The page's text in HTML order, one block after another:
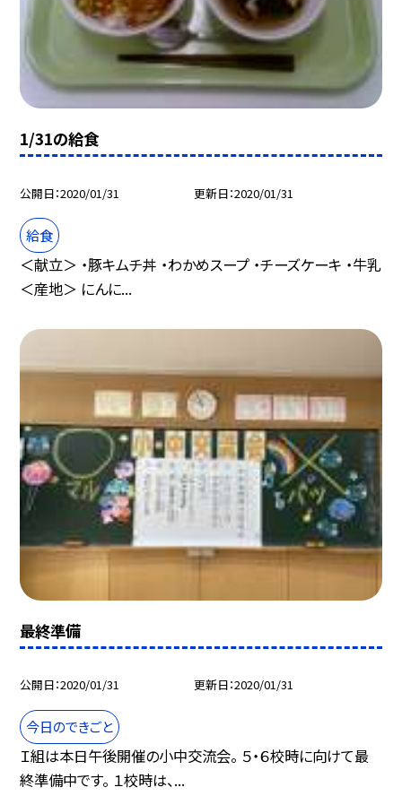
1/31の給食
公開日 2020/01/31 更新日 2020/01/31
給食
＜献立＞ ・豚キムチ丼 ・わかめスープ ・チーズケーキ ・牛乳
＜産地＞ にんに...
最終準備
公開日 2020/01/31 更新日 2020/01/31
今日のできごと
Ｉ組は本日午後開催の小中交流会。 ５・６校時に向けて最
終準備中です。 １校時は、...